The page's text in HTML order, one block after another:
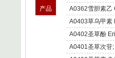
产品
A0362雪胆素乙
A0403草乌甲素
A0402圣草酚
A0401圣草次苷